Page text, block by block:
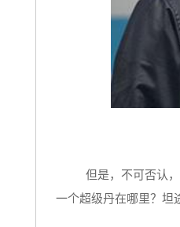
但是，不可否认
一个超级丹在哪里？坦